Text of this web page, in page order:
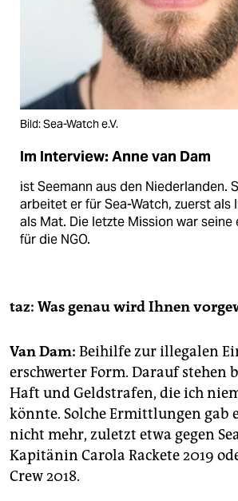
Bild: Sea-Watch e.V.
Im Interview: Anne van Dam
ist Seemann aus den Niederlanden.
arbeitet er für Sea-Watch, zuerst als
als Mat. Die letzte Mission war seine
für die NGO.
taz: Was genau wird Ihnen
Van Dam: Beihilfe zur illegalen
erschwerter Form. Darauf stehen
Haft und Geldstrafen, die ich
könnte. Solche Ermittlungen gab
nicht mehr, zuletzt etwa gegen
Kapitänin Carola Rackete 2019
Crew 2018.